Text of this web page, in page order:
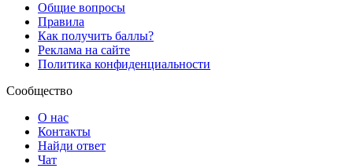
Общие вопросы
Правила
Как получить баллы?
Реклама на сайте
Политика конфиденциальности
Сообщество
О нас
Контакты
Найди ответ
Чат